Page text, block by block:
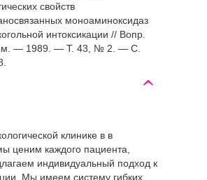
свойств
моноаминоксидаз
интоксикации // Вопр.
— 1989. — Т. 43, № 2. — С.
клинике в в
ценим каждого пациента,
индивидуальный подход к
Мы имеем систему гибких